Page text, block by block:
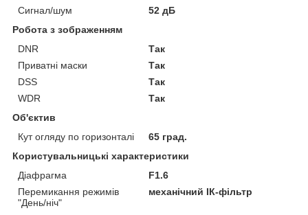
Сигнал/шум
52 дБ
Робота з зображенням
DNR
Так
Приватні маски
Так
DSS
Так
WDR
Так
Об'єктив
Кут огляду по горизонталі
65 град.
Користувальницькі характеристики
Діафрагма
F1.6
Перемикання режимів
"День/ніч"
механічний ІК-фільтр